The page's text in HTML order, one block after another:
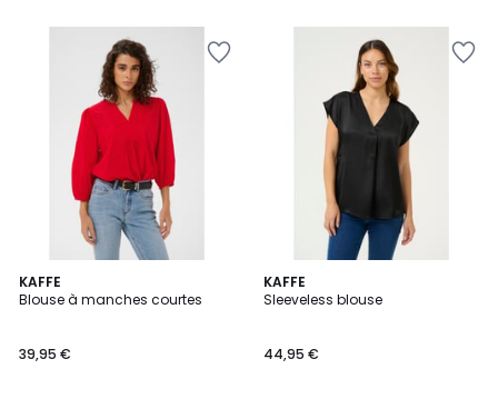
KAFFE
Blouse à manches courtes
39,95 €
1
/
3
Couleurs
KAFFE
Sleeveless blouse
44,95 €